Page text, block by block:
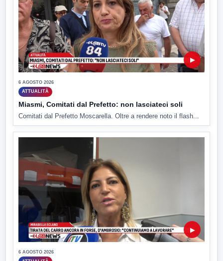
▶
6 AGOSTO 2026
ATTUALITÀ
Miasmi, Comitati dal Prefetto: non lasciateci soli
Comitati dal Prefetto Moscarella. Oltre a rendere noto il flash...
▶
6 AGOSTO 2026